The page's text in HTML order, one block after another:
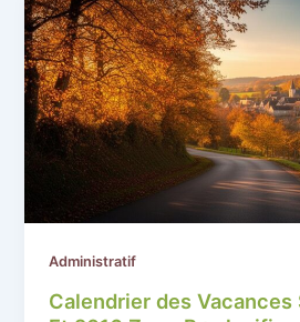
Administratif
Calendrier des Vacances